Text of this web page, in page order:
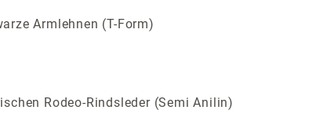
Armlehnen (T-Form)
Rodeo-Rindsleder (Semi Anilin)